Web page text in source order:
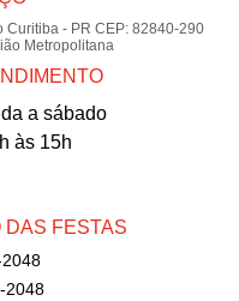
Curitiba - PR CEP: 82840-290
Metropolitana
a sábado
às 15h
DAS FESTAS
2048